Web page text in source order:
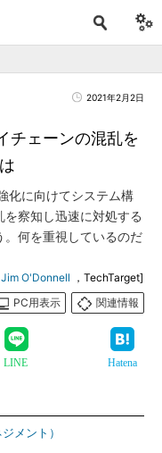
2021年2月2日
チェーンの混乱を
化に向けてシステム構
察知し迅速に対処する
。何を重視しているのだ
Jim O'Donnell ，TechTarget]
PC用表示
関連情報
LINE Hatena
メント）